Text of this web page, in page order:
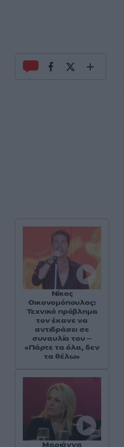
Νίκος
Οικονομόπουλος:
Τεχνικό πρόβλημα
τον έκανε να
αντιδράσει σε
συναυλία του –
«Πάρτε τα όλα, δεν
τα θέλω»
Μαριάννα